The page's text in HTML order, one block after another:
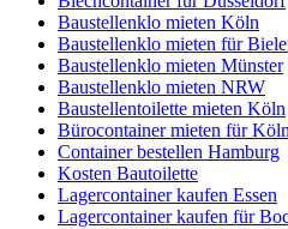
Baustellenklo mieten Köln
Baustellenklo mieten für
Baustellenklo mieten Münster
Baustellenklo mieten NRW
Baustellentoilette mieten Köln
Bürocontainer mieten für Köln
Container bestellen Hamburg
Kosten Bautoilette
Lagercontainer kaufen Essen
Lagercontainer kaufen für